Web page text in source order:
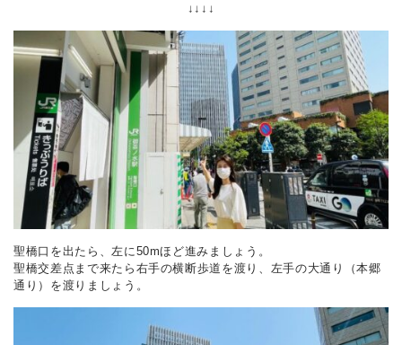
↓↓↓↓
聖橋口を出たら、左に50mほど進みましょう。
聖橋交差点まで来たら右手の横断歩道を渡り、左手の大通り（本郷
通り）を渡りましょう。